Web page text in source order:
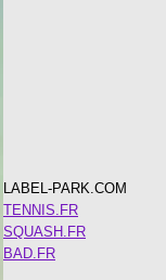
LABEL-PARK.COM
TENNIS.FR
SQUASH.FR
BAD.FR